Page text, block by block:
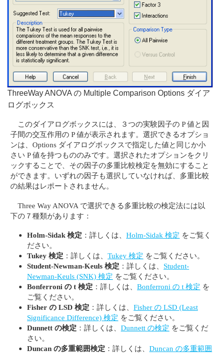
ThreeWay ANOVA の Multiple Comparison Options ダイア
ログボックス
このダイアログボックスには、３つの実験因子の P 値と因
子間の交互作用の P 値が表示されます。選択できるオプショ
ンは、Options ダイアログボックスで指定した値と同じか小
さい P 値を持つもののみです。選択されたオプションをクリ
ックすることで、その因子の多重比較検定を無効にすること
ができます。いずれの因子も選択していなければ、多重比較
の結果はレポートされません。
Three Way ANOVA で選択できる多重比較の検定法には以
下の７種類があります：
Holm-Sidak 検定 ：詳しくは、 Holm-Sidak 検定 をご覧く
ださい。
Tukey 検定 ：詳しくは、 Tukey 検定 をご覧ください。
Student-Newman-Keuls 検定 ：詳しくは、 Student-
Newman-Keuls (SNK) 検定 をご覧ください。
Bonferroni の t 検定 ：詳しくは、 Bonferroni の t 検定 を
ご覧ください。
Fisher の LSD 検定 ：詳しくは、 Fisher の LSD (Least
Significance Difference) 検定 をご覧ください。
Dunnett の検定 ：詳しくは、 Dunnett の検定 をご覧くだ
さい。
Duncan の多重範囲検定 ：詳しくは、 Duncan の多重範囲